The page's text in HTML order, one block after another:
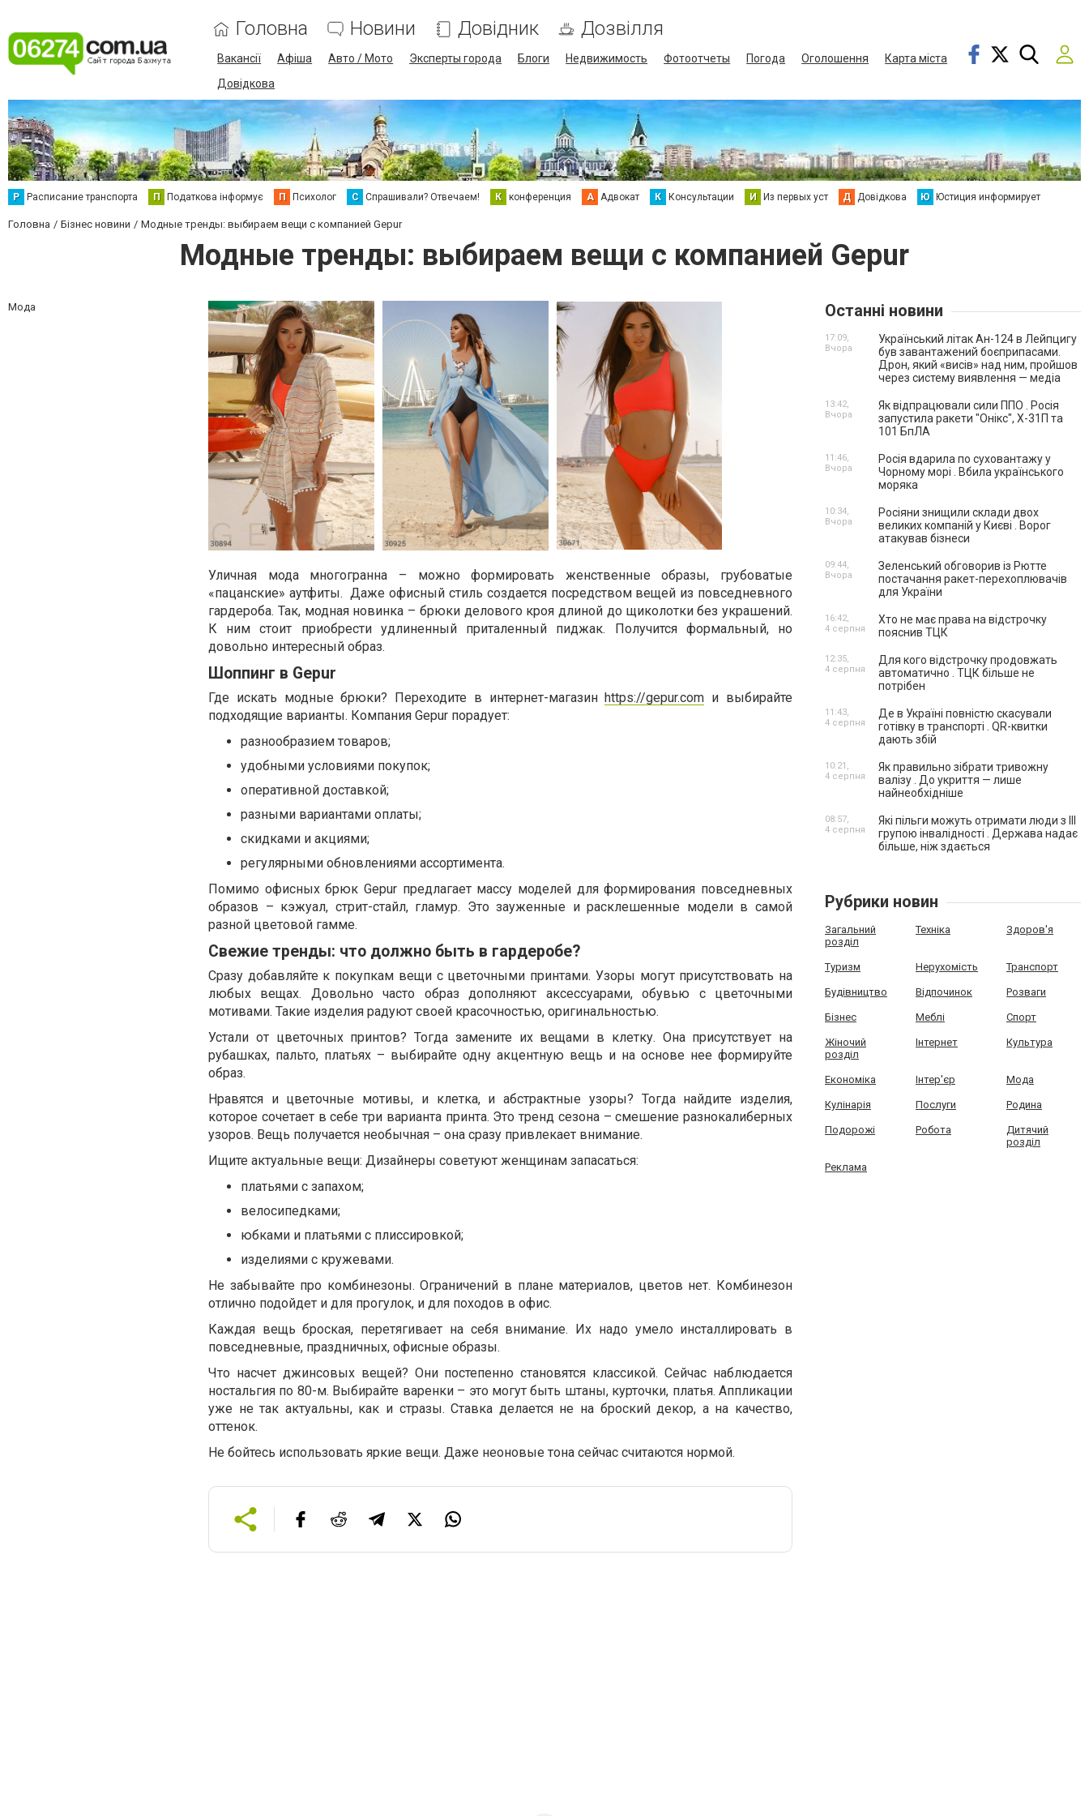
Головна Новини Довідник Дозвілля
Вакансії Афіша Авто / Мото Эксперты города Блоги Недвижимость Фотоотчеты Погода Оголошення
Карта міста
Довідкова
Р Расписание транспорта П Податкова інформує П Психолог С Спрашивали? Отвечаем! К конференция А Адвокат К Консультации И Из первых уст Д Довідкова Ю Юстиция информирует
Головна Бізнес новини Модные тренды: выбираем вещи с компанией Gepur
Модные тренды: выбираем вещи с компанией Gepur
Мода
Уличная мода многогранна – можно формировать женственные образы, грубоватые
«пацанские» аутфиты. Даже офисный стиль создается посредством вещей из повседневного
гардероба. Так, модная новинка – брюки делового кроя длиной до щиколотки без украшений.
К ним стоит приобрести удлиненный приталенный пиджак. Получится формальный, но
довольно интересный образ.
Шоппинг в Gepur
Где искать модные брюки? Переходите в интернет-магазинhttps://gepur.com и выбирайте
подходящие варианты. Компания Gepur порадует:
разнообразием товаров;
удобными условиями покупок;
оперативной доставкой;
разными вариантами оплаты;
скидками и акциями;
регулярными обновлениями ассортимента.
Помимо офисных брюк Gepur предлагает массу моделей для формирования повседневных
образов – кэжуал, стрит-стайл, гламур. Это зауженные и расклешенные модели в самой
разной цветовой гамме.
Свежие тренды: что должно быть в гардеробе?
Сразу добавляйте к покупкам вещи с цветочными принтами. Узоры могут присутствовать на
любых вещах. Довольно часто образ дополняют аксессуарами, обувью с цветочными
мотивами. Такие изделия радуют своей красочностью, оригинальностью.
Устали от цветочных принтов? Тогда замените их вещами в клетку. Она присутствует на
рубашках, пальто, платьях – выбирайте одну акцентную вещь и на основе нее формируйте
образ.
Нравятся и цветочные мотивы, и клетка, и абстрактные узоры? Тогда найдите изделия,
которое сочетает в себе три варианта принта. Это тренд сезона – смешение разнокалиберных
узоров. Вещь получается необычная – она сразу привлекает внимание.
Ищите актуальные вещи: Дизайнеры советуют женщинам запасаться:
платьями с запахом;
велосипедками;
юбками и платьями с плиссировкой;
изделиями с кружевами.
Не забывайте про комбинезоны. Ограничений в плане материалов, цветов нет. Комбинезон
отлично подойдет и для прогулок, и для походов в офис.
Каждая вещь броская, перетягивает на себя внимание. Их надо умело инсталлировать в
повседневные, праздничных, офисные образы.
Что насчет джинсовых вещей? Они постепенно становятся классикой. Сейчас наблюдается
ностальгия по 80-м. Выбирайте варенки – это могут быть штаны, курточки, платья. Аппликации
уже не так актуальны, как и стразы. Ставка делается не на броский декор, а на качество,
оттенок.
Не бойтесь использовать яркие вещи. Даже неоновые тона сейчас считаются нормой.
Останні новини
Український літак Ан-124 в Лейпцигу
був завантажений боєприпасами.
Дрон, який «висів» над ним, пройшов
через систему виявлення — медіа
17:09,
Вчора
Як відпрацювали сили ППО . Росія
запустила ракети "Онікс", Х-31П та
101 БпЛА
13:42,
Вчора
Росія вдарила по суховантажу у
Чорному морі . Вбила українського
моряка
11:46,
Вчора
Росіяни знищили склади двох
великих компаній у Києві . Ворог
атакував бізнеси
10:34,
Вчора
Зеленський обговорив із Рютте
постачання ракет-перехоплювачів
для України
09:44,
Вчора
Хто не має права на відстрочку
пояснив ТЦК
16:42,
4 серпня
Для кого відстрочку продовжать
автоматично . ТЦК більше не
потрібен
12:35,
4 серпня
Де в Україні повністю скасували
готівку в транспорті . QR-квитки
дають збій
11:43,
4 серпня
Як правильно зібрати тривожну
валізу . До укриття — лише
найнеобхідніше
10:21,
4 серпня
Які пільги можуть отримати люди з III
групою інвалідності . Держава надає
більше, ніж здається
08:57,
4 серпня
Рубрики новин
Загальний
розділ
Техніка Здоров'я
Туризм Нерухомість Транспорт
Будівництво Відпочинок Розваги
Бізнес Меблі Спорт
Жіночий
розділ
Інтернет Культура
Економіка Інтер'єр Мода
Кулінарія Послуги Родина
Подорожі Робота
Дитячий
розділ
Реклама